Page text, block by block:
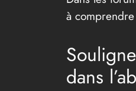
à comprendre
dans